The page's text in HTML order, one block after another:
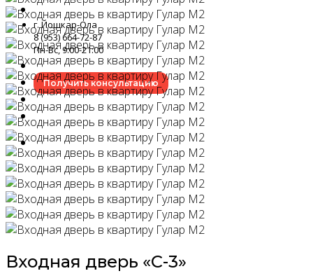
г. Йошкар-Ола
8 (953) 664-72-87
Пн-Вс, 9:00-21:00
Получить консультацию
Входная дверь «C-3»